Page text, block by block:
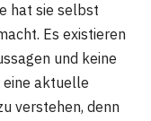
hat sie selbst
Es existieren
und keine
aktuelle
verstehen, denn